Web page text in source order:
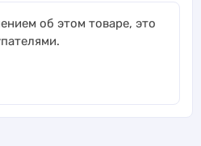
об этом товаре, это